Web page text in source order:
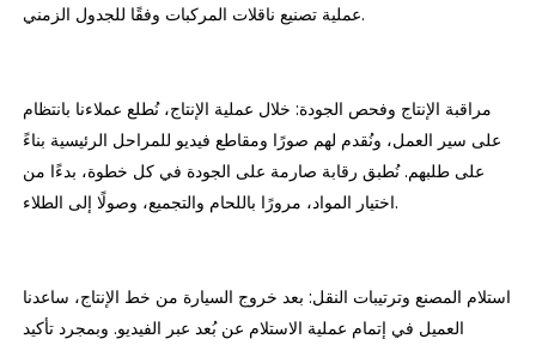
عملية تصنيع ناقلات المركبات وفقًا للجدول الزمني.
مراقبة الإنتاج وفحص الجودة: خلال عملية الإنتاج، نُطلع عملاءنا بانتظام
على سير العمل، ونُقدم لهم صورًا ومقاطع فيديو للمراحل الرئيسية بناءً
على طلبهم. نُطبق رقابة صارمة على الجودة في كل خطوة، بدءًا من
اختيار المواد، مرورًا باللحام والتجميع، وصولًا إلى الطلاء.
استلام المصنع وترتيبات النقل: بعد خروج السيارة من خط الإنتاج، ساعدنا
العميل في إتمام عملية الاستلام عن بُعد عبر الفيديو. وبمجرد تأكيد